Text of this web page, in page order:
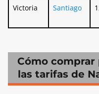
Victoria Santiago
Cómo comprar
las tarifas de